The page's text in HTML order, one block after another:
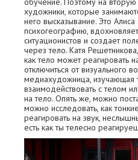
художники, которые
него высказывание. Это
психогеографию,
ситуационистов и создает
через тело. Катя
как тело может реагировать
отключиться от визуального
медиахудожница, изучающая
взаимодействовать с телом
на тело. Опять же, можно
можно исследовать, как
реагировать на звук,
есть как ты телесно